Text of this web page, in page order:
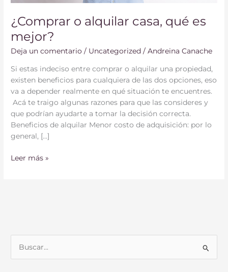
¿Comprar o alquilar casa, qué es
mejor?
Deja un comentario / Uncategorized /Andreina Canache
Si estas indeciso entre comprar o alquilar una propiedad,
existen beneficios para cualquiera de las dos opciones, eso
va a depender realmente en qué situación te encuentres.
Acá te traigo algunas razones para que las consideres y
que podrían ayudarte a tomar la decisión correcta.
Beneficios de alquilar Menor costo de adquisición: por lo
general, […]
Leer más »